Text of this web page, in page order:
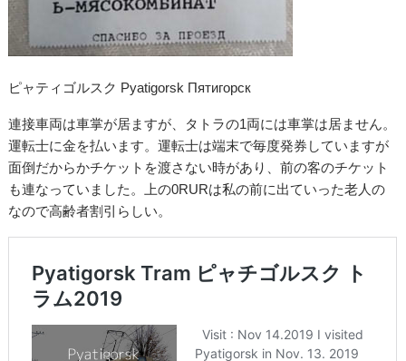
ピャティゴルスク Pyatigorsk Пятигорск
連接車両は車掌が居ますが、タトラの1両には車掌は居ません。
運転士に金を払います。運転士は端末で毎度発券していますが
面倒だからかチケットを渡さない時があり、前の客のチケット
も連なっていました。上の0RURは私の前に出ていった老人の
なので高齢者割引らしい。